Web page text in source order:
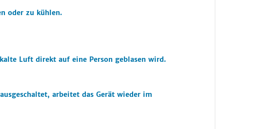
oder zu kühlen.
Luft direkt auf eine Person geblasen wird.
arbeitet das Gerät wieder im